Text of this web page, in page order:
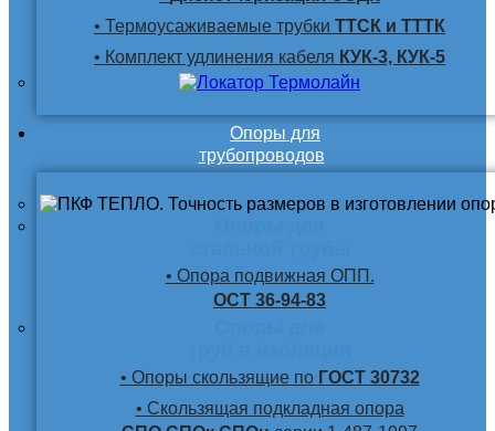
• Термоусаживаемые трубки ТТСК и ТТТК
• Комплект удлинения кабеля КУК-3, КУК-5
Опоры для
трубопроводов
• Опора подвижная ОПП.
ОСТ 36-94-83
• Опоры скользящие по ГОСТ 30732
• Скользящая подкладная опора